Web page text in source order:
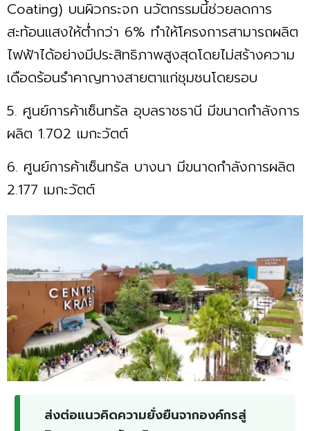
Coating) บนผิวกระจก นวัตกรรมนี้ช่วยลดการ
สะท้อนแสงให้ต่ำกว่า 6% ทำให้โครงการสามารถผลิต
ไฟฟ้าได้อย่างมีประสิทธิภาพสูงสุดโดยไม่สร้างความ
เดือดร้อนรำคาญทางสายตาแก่ชุมชนโดยรอบ
5. ศูนย์การค้าเซ็นทรัล อุบลราชธานี มีขนาดกำลังการ
ผลิต 1.702 เมกะวัตต์
6. ศูนย์การค้าเซ็นทรัล บางนา มีขนาดกำลังการผลิต
2.177 เมกะวัตต์
ส่งต่อแนวคิดความยั่งยืนจากองค์กรสู่